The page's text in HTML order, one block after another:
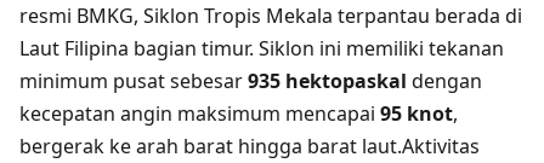
resmi BMKG, Siklon Tropis Mekala terpantau berada di
Laut Filipina bagian timur. Siklon ini memiliki tekanan
minimum pusat sebesar935 hektopaskal dengan
kecepatan angin maksimum mencapai 95 knot,
bergerak ke arah barat hingga barat laut.Aktivitas